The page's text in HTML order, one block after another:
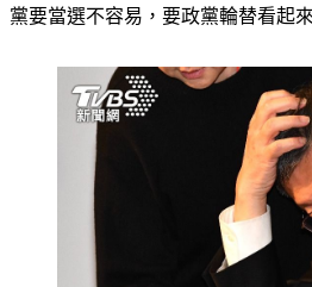
黨要當選不容易，要政黨輪替看起